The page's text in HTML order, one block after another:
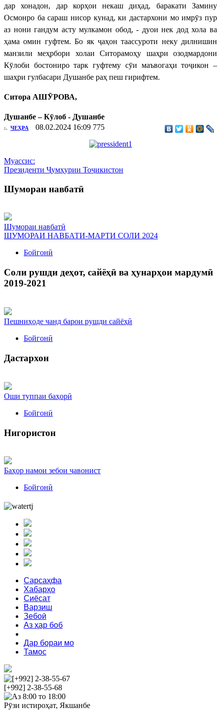
дар хонадон, дар корҳои некаш диҳад, баракати Замину
Осмонро ба сараш нисор кунад, ки дастархони мо имрӯз пур
аз нони гандум асту мулкамон обод, - дуои нек дод хола ва
ҳама омин гуфтем. Бо як ҷаҳон таассуроти неку дилнишин
манзили меҳрбори холаи Ситорамоҳу шаҳри озодмардони
Кӯлоби бостониро тарк гуфтему сӯи маъвогаҳи тоҷикон –
шаҳри гулбасари Душанбе раҳ пеш гирифтем.
Ситора АШӮРОВА,
Душанбе – Кӯлоб - Душанбе
:. ЧЕҲРА 08.02.2024 16:09 775
Муассис:
Президенти Ҷумҳурии Тоҷикистон
Шумораи навбатӣ
Шумораи навбатӣ
ШУМОРАИ НАВБАТИ-МАРТИ СОЛИ 2024
Бойгонӣ
Соли рушди деҳот, сайёҳӣ ва ҳунарҳои мардумӣ
2019-2021
Пешниҳоде чанд барои рушди сайёҳӣ
Бойгонӣ
Дастархон
Оши туппаи баҳорӣ
Бойгонӣ
Нигористон
Баҳор намои зебои ҷавонист
Бойгонӣ
Сарсаҳфа
Хабарҳо
Сиёсат
Варзиш
Зебоӣ
Аз ҳар боб
Дар бораи мо
Тамос
[+992] 2-38-55-67
[+992] 2-38-55-68
Аз 8:00 то 18:00
Рӯзи истироҳат, Якшанбе